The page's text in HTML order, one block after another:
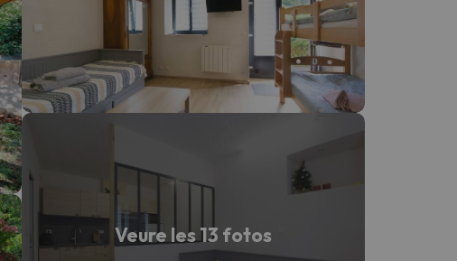
Veure les 13 fotos